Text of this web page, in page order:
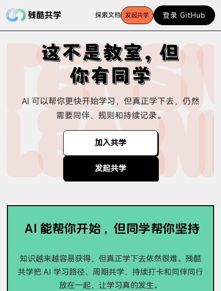
探索文档 登录 GitHub
这不是教室，但
你有同学
AI 可以帮你更快开始学习，但真正学下去，仍然
需要同伴、规则和持续记录。
加入共学
发起共学
AI 能帮你开始，但同学帮你坚持
知识越来越容易获得，但真正学下去依然很难。残酷
共学把 AI 学习路径、周期共学、持续打卡和同伴同行
放在一起，让学习真的发生。